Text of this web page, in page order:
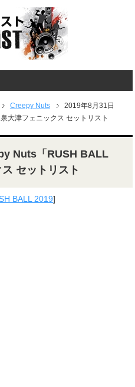
Creepy Nuts
2019年8月31日
大津フェニックス セットリスト
Nuts「RUSH BALL
セットリスト
BALL 2019]